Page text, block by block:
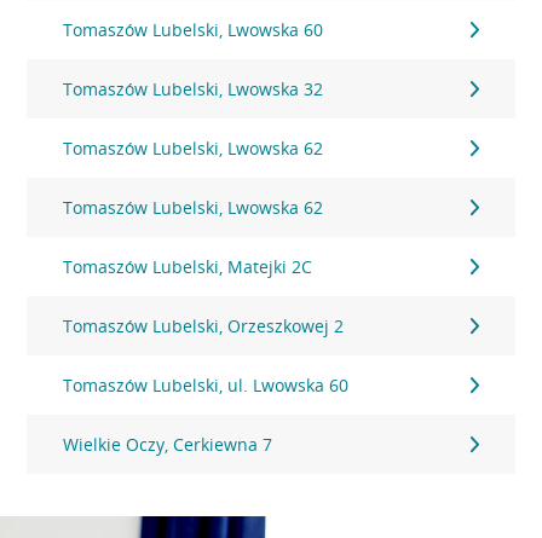
Tomaszów Lubelski, Lwowska 60
Tomaszów Lubelski, Lwowska 32
Tomaszów Lubelski, Lwowska 62
Tomaszów Lubelski, Lwowska 62
Tomaszów Lubelski, Matejki 2C
Tomaszów Lubelski, Orzeszkowej 2
Tomaszów Lubelski, ul. Lwowska 60
Wielkie Oczy, Cerkiewna 7